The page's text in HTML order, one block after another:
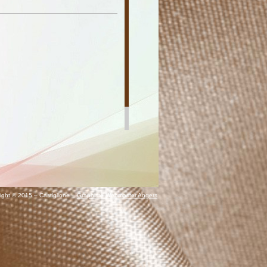
© 2015 – Castiglione –Graphiste Webmaster Angers